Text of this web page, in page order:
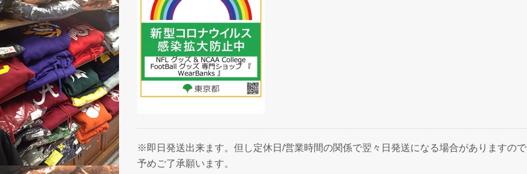
※即日発送出来ます。但し定休日/営業時間の関係で翌々日発送になる場合がありますので
予めご了承願います。